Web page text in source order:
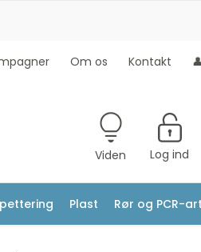
Om os Kontakt
Viden Log ind
Plast Rør og PCR-